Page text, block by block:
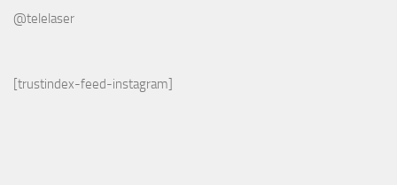
@telelaser
[trustindex-feed-instagram]